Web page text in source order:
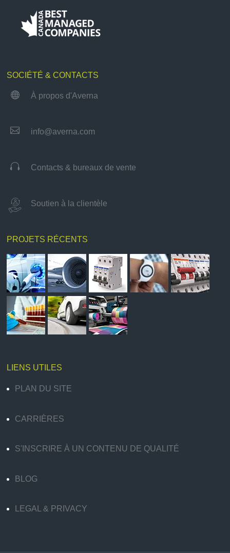
SOCIÉTÉ & CONTACTS
 À propos d'Averna
 info@averna.com
 Contacts & bureaux de vente
Soutien à la clientèle
PROJETS RÉCENTS
LIENS UTILES
PLAN DU SITE
CARRIÈRES
S'INSCRIRE À UN CONTENU DE QUALITÉ
BLOG
LEGAL & PRIVACY